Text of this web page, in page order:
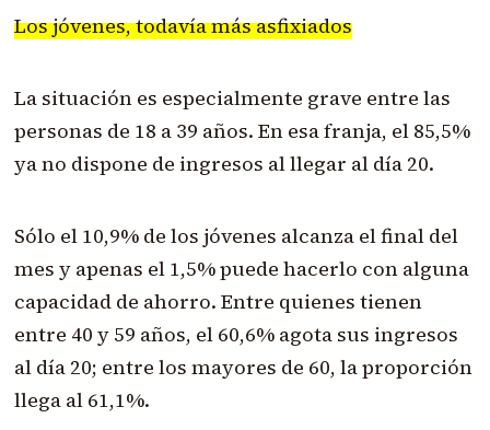
Los jóvenes, todavía más asfixiados
La situación es especialmente grave entre las
personas de 18 a 39 años. En esa franja, el 85,5%
ya no dispone de ingresos al llegar al día 20.
Sólo el 10,9% de los jóvenes alcanza el final del
mes y apenas el 1,5% puede hacerlo con alguna
capacidad de ahorro. Entre quienes tienen
entre 40 y 59 años, el 60,6% agota sus ingresos
al día 20; entre los mayores de 60, la proporción
llega al 61,1%.